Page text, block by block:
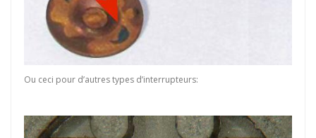
Ou ceci pour d’autres types d’interrupteurs: